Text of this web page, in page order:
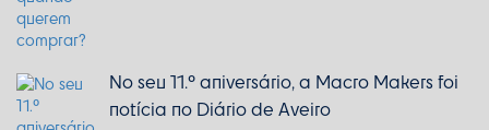
No seu 11.º aniversário, a Macro Makers foi
notícia no Diário de Aveiro